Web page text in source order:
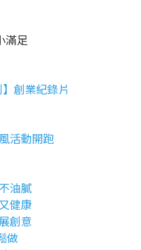
滿足
創業紀錄片
活動開跑
油膩
健康
創意
做